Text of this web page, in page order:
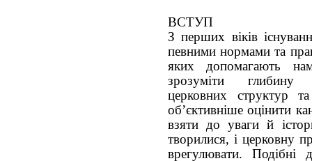
ВСТУП
З перших віків
певними нормами та
яких допомагають
зрозуміти глибину
церковних структур
об’єктивніше оцінити
взяти до уваги й
творилися, і церковну
врегулювати. Подібні